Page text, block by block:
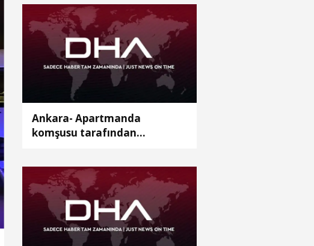
Ankara- Apartmanda
komşusu tarafından